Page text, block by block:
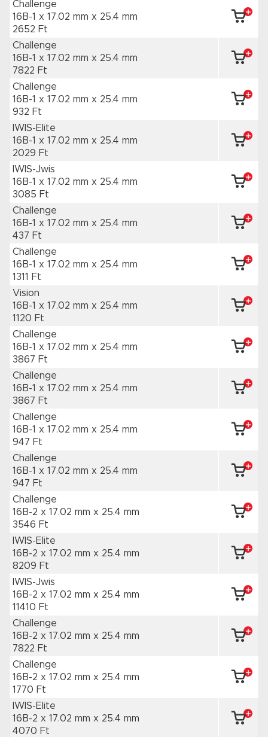
Challenge
16B-1 x 17.02 mm x 25.4 mm
2652 Ft
Challenge
16B-1 x 17.02 mm x 25.4 mm
7822 Ft
Challenge
16B-1 x 17.02 mm x 25.4 mm
932 Ft
IWIS-Elite
16B-1 x 17.02 mm x 25.4 mm
2029 Ft
IWIS-Jwis
16B-1 x 17.02 mm x 25.4 mm
3085 Ft
Challenge
16B-1 x 17.02 mm x 25.4 mm
437 Ft
Challenge
16B-1 x 17.02 mm x 25.4 mm
1311 Ft
Vision
16B-1 x 17.02 mm x 25.4 mm
1120 Ft
Challenge
16B-1 x 17.02 mm x 25.4 mm
3867 Ft
Challenge
16B-1 x 17.02 mm x 25.4 mm
3867 Ft
Challenge
16B-1 x 17.02 mm x 25.4 mm
947 Ft
Challenge
16B-1 x 17.02 mm x 25.4 mm
947 Ft
Challenge
16B-2 x 17.02 mm x 25.4 mm
3546 Ft
IWIS-Elite
16B-2 x 17.02 mm x 25.4 mm
8209 Ft
IWIS-Jwis
16B-2 x 17.02 mm x 25.4 mm
11410 Ft
Challenge
16B-2 x 17.02 mm x 25.4 mm
7822 Ft
Challenge
16B-2 x 17.02 mm x 25.4 mm
1770 Ft
IWIS-Elite
16B-2 x 17.02 mm x 25.4 mm
4070 Ft